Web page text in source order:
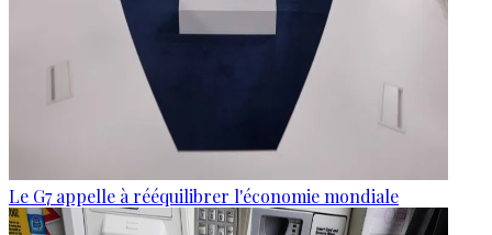
Le G7 appelle à rééquilibrer l'économie mondiale